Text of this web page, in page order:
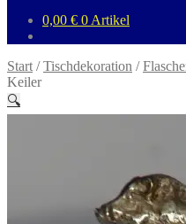
0,00 € 0 Artikel
Start /Tischdekoration /
Keiler
🔍